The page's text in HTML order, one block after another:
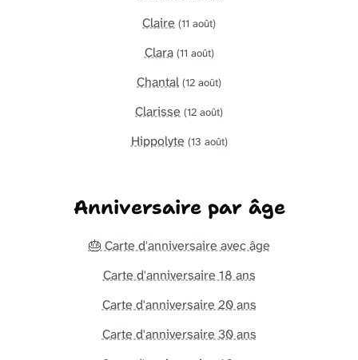
Claire (11 août)
Clara (11 août)
Chantal (12 août)
Clarisse (12 août)
Hippolyte (13 août)
Anniversaire par âge
🎂 Carte d'anniversaire avec âge
Carte d'anniversaire 18 ans
Carte d'anniversaire 20 ans
Carte d'anniversaire 30 ans